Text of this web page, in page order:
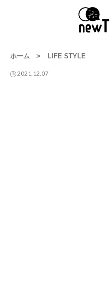
ホーム > LIFE STYLE
2021.12.07